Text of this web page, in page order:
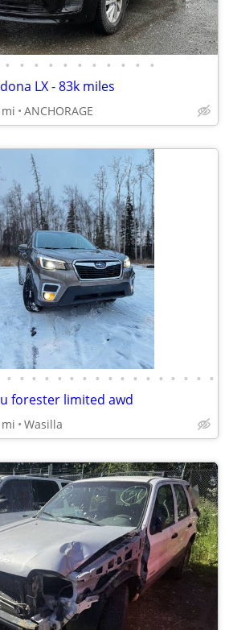
• • • • • • • • • • •
LX - 83k miles
ANCHORAGE
• • • • • • • • • • • • • • • • •
forester limited awd
Wasilla